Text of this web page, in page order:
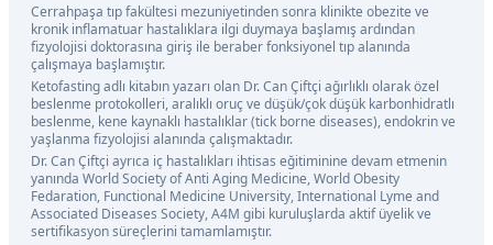
Cerrahpaşa tıp fakültesi mezuniyetinden sonra klinikte obezite ve
kronik inflamatuar hastalıklara ilgi duymaya başlamış ardından
fizyolojisi doktorasına giriş ile beraber fonksiyonel tıp alanında
çalışmaya başlamıştır.
Ketofasting adlı kitabın yazarı olan Dr. Can Çiftçi ağırlıklı olarak özel
beslenme protokolleri, aralıklı oruç ve düşük/çok düşük karbonhidratlı
beslenme, kene kaynaklı hastalıklar (tick borne diseases), endokrin ve
yaşlanma fizyolojisi alanında çalışmaktadır.
Dr. Can Çiftçi ayrıca iç hastalıkları ihtisas eğitiminine devam etmenin
yanında World Society of Anti Aging Medicine, World Obesity
Fedaration, Functional Medicine University, International Lyme and
Associated Diseases Society, A4M gibi kuruluşlarda aktif üyelik ve
sertifikasyon süreçlerini tamamlamıştır.